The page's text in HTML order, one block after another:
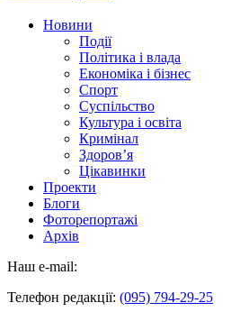
Новини
Події
Політика і влада
Економіка і бізнес
Спорт
Суспільство
Культура і освіта
Кримінал
Здоров’я
Цікавинки
Проекти
Блоги
Фоторепортажі
Архів
Наш e-mail:
Телефон редакції: (095) 794-29-25